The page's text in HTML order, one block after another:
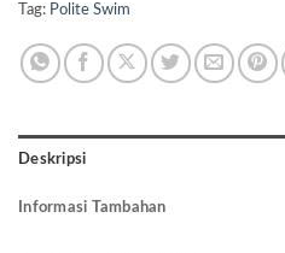
Tag: Polite Swim
Deskripsi
Informasi Tambahan